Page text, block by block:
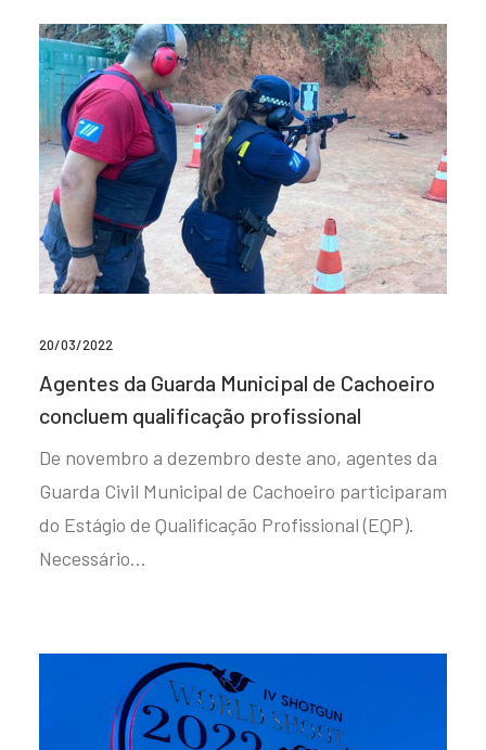
20/03/2022
Agentes da Guarda Municipal de Cachoeiro
concluem qualificação profissional
De novembro a dezembro deste ano, agentes da
Guarda Civil Municipal de Cachoeiro participaram
do Estágio de Qualificação Profissional (EQP).
Necessário…